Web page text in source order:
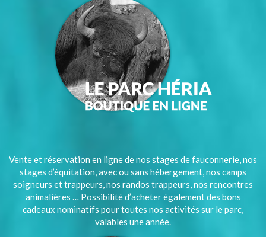
Vente et réservation en ligne de nos stages de fauconnerie, nos
stages d’équitation, avec ou sans hébergement, nos camps
soigneurs et trappeurs, nos randos trappeurs, nos rencontres
animalières … Possibilité d’acheter également des bons
cadeaux nominatifs pour toutes nos activités sur le parc,
valables une année.